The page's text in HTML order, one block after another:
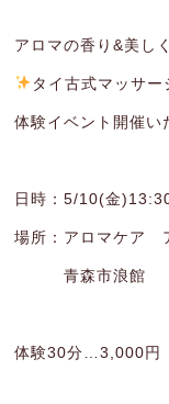
アロマの香り&美し
タイ古式マッサー
体験イベント開催い
日時：5/10(金
場所：アロマケア
青森市浪館
体験30分…3,000円